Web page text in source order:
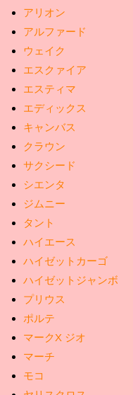
アリオン
アルファード
ウェイク
エスクァイア
エスティマ
エディックス
キャンバス
クラウン
サクシード
シエンタ
ジムニー
タント
ハイエース
ハイゼットカーゴ
ハイゼットジャンボ
プリウス
ポルテ
マークX ジオ
マーチ
モコ